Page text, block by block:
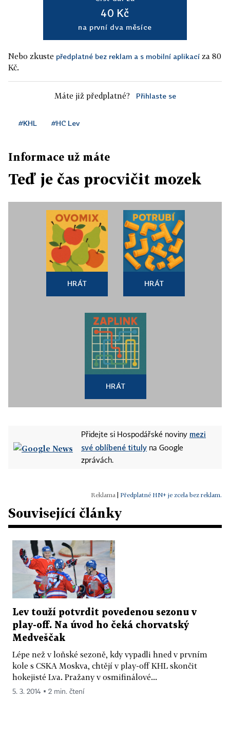
40 Kč
na první dva měsíce
Nebo zkuste předplatné bez reklam a s mobilní aplikací za 80
Kč.
Máte již předplatné? Přihlaste se
#KHL #HC Lev
Informace už máte
Teď je čas procvičit mozek
HRÁT HRÁT
HRÁT
Přidejte si Hospodářské noviny mezi
své oblíbené tituly na Google
zprávách.
Předplatné HN+ je zcela bez reklam.
Související články
Lev touží potvrdit povedenou sezonu v
play-off. Na úvod ho čeká chorvatský
Medveščak
Lépe než v loňské sezoně, kdy vypadli hned v prvním
kole s CSKA Moskva, chtějí v play-off KHL skončit
hokejisté Lva. Pražany v osmifinálové...
5. 3. 2014 ▪ 2 min. čtení